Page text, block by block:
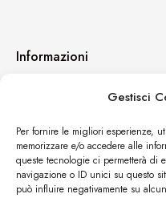
Gestisci
Per fornire le migliori esperienze,
memorizzare e/o accedere alle
queste tecnologie ci permetterà di
navigazione o ID unici su questo
può influire negativamente su
Informazioni